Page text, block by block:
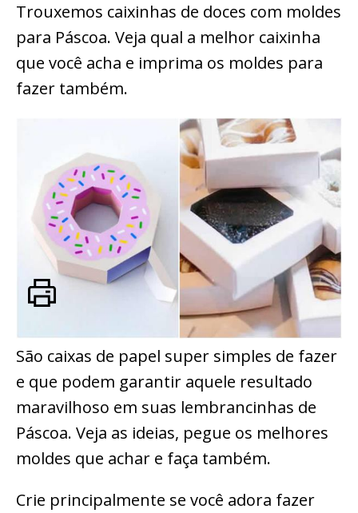
Trouxemos caixinhas de doces com moldes
para Páscoa. Veja qual a melhor caixinha
que você acha e imprima os moldes para
fazer também.
São caixas de papel super simples de fazer
e que podem garantir aquele resultado
maravilhoso em suas lembrancinhas de
Páscoa. Veja as ideias, pegue os melhores
moldes que achar e faça também.
Crie principalmente se você adora fazer